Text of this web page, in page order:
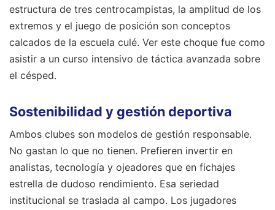
estructura de tres centrocampistas, la amplitud de los
extremos y el juego de posición son conceptos
calcados de la escuela culé. Ver este choque fue como
asistir a un curso intensivo de táctica avanzada sobre
el césped.
Sostenibilidad y gestión deportiva
Ambos clubes son modelos de gestión responsable.
No gastan lo que no tienen. Prefieren invertir en
analistas, tecnología y ojeadores que en fichajes
estrella de dudoso rendimiento. Esa seriedad
institucional se traslada al campo. Los jugadores